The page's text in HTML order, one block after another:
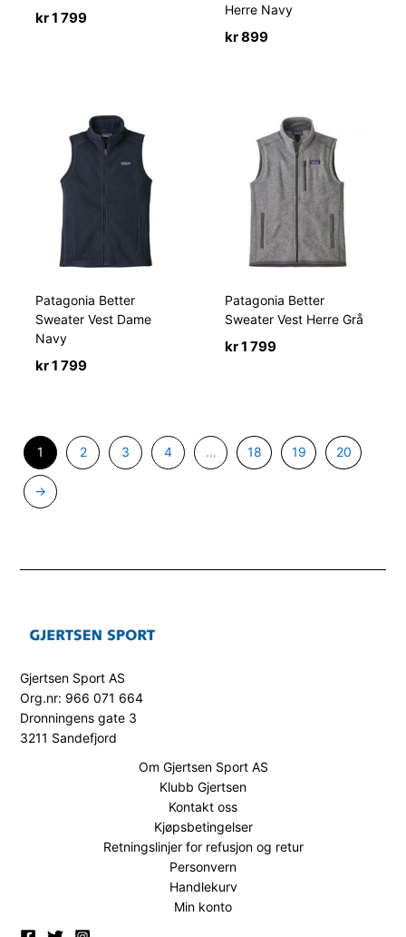
kr1 799
Herre Navy
kr899
Patagonia Better
Sweater Vest Dame
Navy
kr1 799
Patagonia Better
Sweater Vest Herre Grå
kr1 799
1 2 3 4 … 18 19 20
→
Gjertsen Sport AS
Org.nr: 966 071 664
Dronningens gate 3
3211 Sandefjord
Om Gjertsen Sport AS
Klubb Gjertsen
Kontakt oss
Kjøpsbetingelser
Retningslinjer for refusjon og retur
Personvern
Handlekurv
Min konto